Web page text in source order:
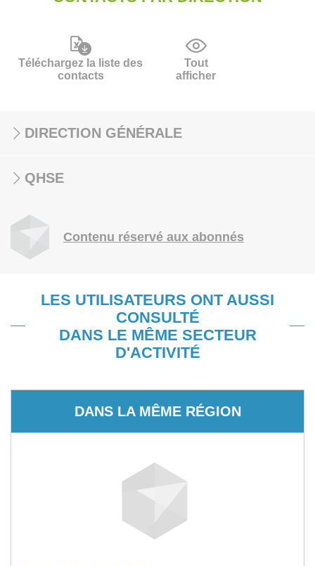
Téléchargez la liste des
contacts
Tout
afficher
DIRECTION GÉNÉRALE
QHSE
Contenu réservé aux abonnés
LES UTILISATEURS ONT AUSSI
CONSULTÉ
DANS LE MÊME SECTEUR
D'ACTIVITÉ
DANS LA MÊME RÉGION